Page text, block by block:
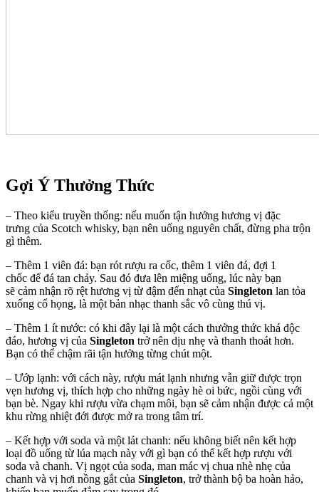
Gợi Ý Thưởng Thức
– Theo kiểu truyền thống: nếu muốn tận hưởng hương vị đặc
trưng của Scotch whisky, bạn nên uống nguyên chất, đừng pha trộn
gì thêm.
– Thêm 1 viên đá: bạn rót rượu ra cốc, thêm 1 viên đá, đợi 1
chốc để đá tan chảy. Sau đó đưa lên miệng uống, lúc này bạn
sẽ cảm nhận rõ rệt hương vị từ đậm đến nhạt của Singleton lan tỏa
xuống cổ họng, là một bản nhạc thanh sắc vô cùng thú vị.
– Thêm 1 ít nước: có khi đây lại là một cách thưởng thức khá độc
đáo, hương vị của Singleton trở nên dịu nhẹ và thanh thoát hơn.
Bạn có thể chậm rãi tận hưởng từng chút một.
– Ướp lạnh: với cách này, rượu mát lạnh nhưng vẫn giữ được trọn
vẹn hương vị, thích hợp cho những ngày hè oi bức, ngồi cùng với
bạn bè. Ngay khi rượu vừa chạm môi, bạn sẽ cảm nhận được cả một
khu rừng nhiệt đới được mở ra trong tâm trí.
– Kết hợp với soda và một lát chanh: nếu không biết nên kết hợp
loại đồ uống từ lúa mạch này với gì bạn có thể kết hợp rượu với
soda và chanh. Vị ngọt của soda, man mác vị chua nhè nhẹ của
chanh và vị hơi nồng gắt của Singleton, trở thành bộ ba hoàn hảo,